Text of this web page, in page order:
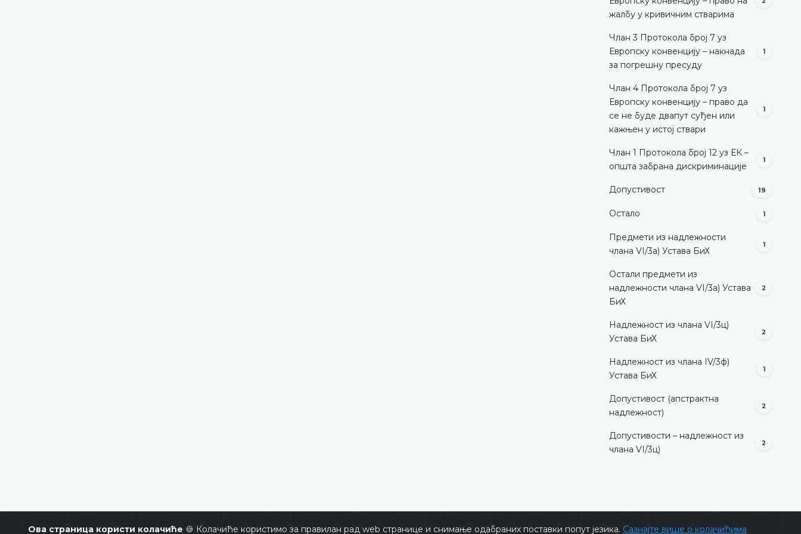
Ова страница користи колачиће 🍪 Колачиће користимо за правилан рад web странице и снимање одабраних поставки попут језика. Сазнајте више о колачићима
жалбу у кривичним стварима
Члан 3 Протокола број 7 уз
Европску конвенцију – накнада
за погрешну пресуду
1
Члан 4 Протокола број 7 уз
Европску конвенцију – право да
се не буде двапут суђен или
кажњен у истој ствари
1
Члан 1 Протокола број 12 уз ЕК –
општа забрана дискриминације
1
Допустивост 19
Остало 1
Предмети из надлежности
члана VI/3а) Устава БиХ
1
Остали предмети из
надлежности члана VI/3а) Устава
БиХ
2
Надлежност из члана VI/3ц)
Устава БиХ
2
Надлежност из члана IV/3ф)
Устава БиХ
1
Допустивост (aпстрактна
надлежност)
2
Допустивости – надлежност из
члана VI/3ц)
2